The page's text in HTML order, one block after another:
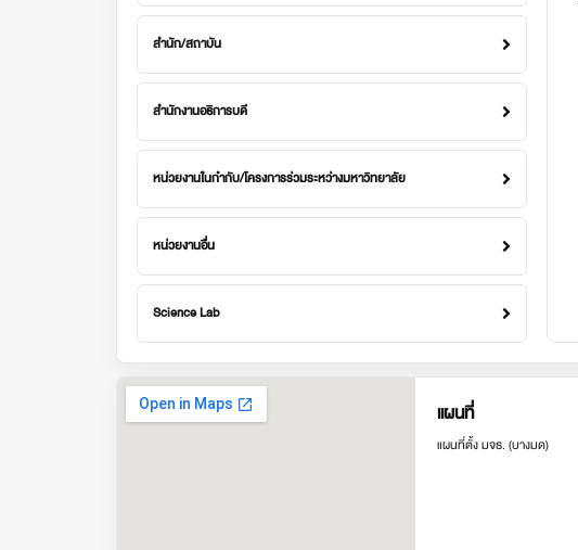
สำนัก/สถาบัน
สำนักงานอธิการบดี
หน่วยงานในกำกับ/โครงการร่วมระหว่างมหาวิทยาลัย
หน่วยงานอื่น
Science Lab
แผนที่
แผนที่ตั้ง มจธ. (บางมด)